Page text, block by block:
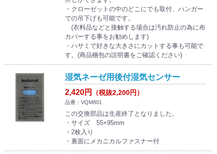
・クローゼットの中のどこにでも取付、ハンガー
での吊下げも可能です。
(衣料品などと接触する場合は汚れ防止の為に布
カバーする事をお勧めします)
・ハサミで好きな大きさにカットする事も可能で
す。(商品梱包の説明書をご確認ください)
湿気ネーゼ用後付湿気センサー
2,420円 （税抜2,200円）
品番：VQM801
この交換部品は生産終了となりました。
・サイズ 55×95mm
・2枚入り
・裏面にメカニカルファスナー付